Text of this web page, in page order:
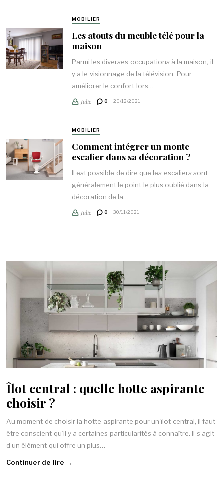
MOBILIER
Les atouts du meuble télé pour la
maison
Parmi les diverses occupations à la maison, il
y a le visionnage de la télévision. Pour
améliorer le confort lors…
Julie 0 20/12/2021
MOBILIER
Comment intégrer un monte
escalier dans sa décoration ?
Il est possible de dire que les escaliers sont
généralement le point le plus oublié dans la
décoration de la…
Julie 0 30/11/2021
Îlot central : quelle hotte aspirante
choisir ?
Au moment de choisir la hotte aspirante pour un îlot central, il faut
être conscient qu’il y a certaines particularités à connaître. Il s’agit
d’un élément qui offre un plus…
Continuer de lire →